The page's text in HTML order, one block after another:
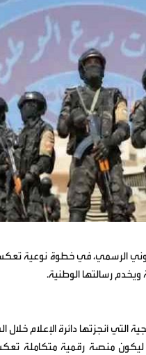
الرسمي، في خطوة نوعية
ويخدم رسالتها الوطنية.
التي أنجزتها دائرة
ليكون منصة رقمية متكاملة